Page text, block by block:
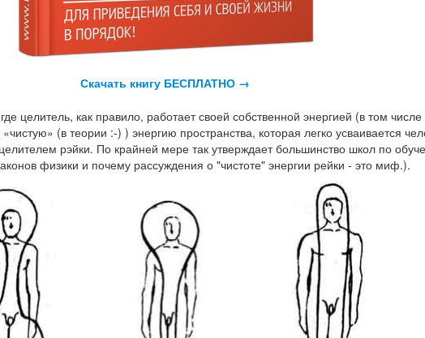
Скачать книгу БЕСПЛАТНО →
целитель, как правило, работает своей собственной энергией (в том
(в теории :-) ) энергию пространства, которая легко усваивается
рэйки. По крайней мере так утверждает большинство школ по
физики и почему рассуждения о "чистоте" энергии рейки - это миф.).